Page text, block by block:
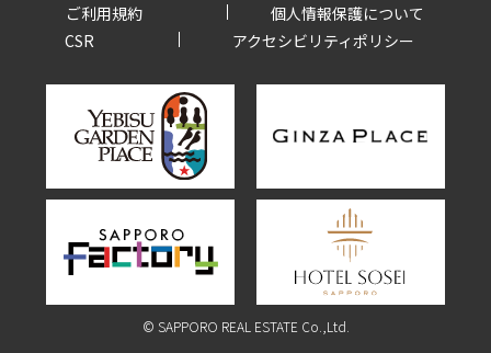
ご利用規約
個人情報保護について
CSR
アクセシビリティポリシー
©︎ SAPPORO REAL ESTATE Co.,Ltd.